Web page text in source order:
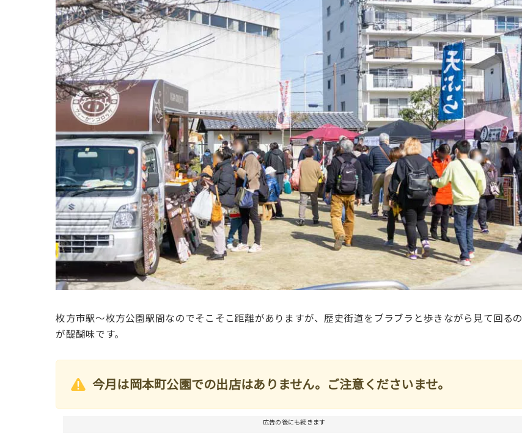
枚方市駅～枚方公園駅間なのでそこそこ距離がありますが、歴史街道をブラブラと歩きながら見て回るの
が醍醐味です。
今月は岡本町公園での出店はありません。 ご注意くださいませ。
広告の後にも続きます